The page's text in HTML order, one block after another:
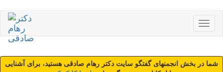
شما در بخش انجمنهای گفتگو سایت دکتر رهام صادقی هستید، برای آشنایی